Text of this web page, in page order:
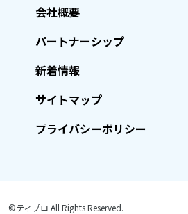
会社概要
パートナーシップ
新着情報
サイトマップ
プライバシーポリシー
©ティプロ All Rights Reserved.